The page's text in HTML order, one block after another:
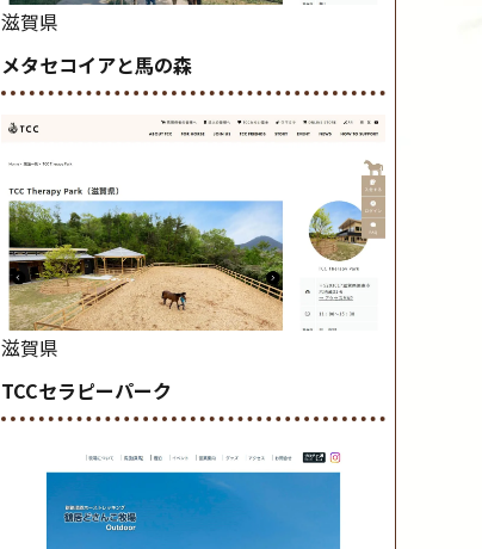
滋賀県
メタセコイアと馬の森
滋賀県
TCCセラピーパーク